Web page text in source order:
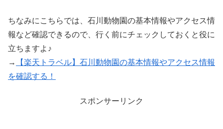
ちなみにこちらでは、石川動物園の基本情報やアクセス情
報など確認できるので、行く前にチェックしておくと役に
立ちますよ♪
→
【楽天トラベル】石川動物園の基本情報やアクセス情報
を確認する！
スポンサーリンク